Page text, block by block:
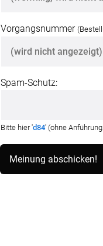
Vorgangsnummer
Spam-Schutz:
Bitte hier 'd84' (ohne